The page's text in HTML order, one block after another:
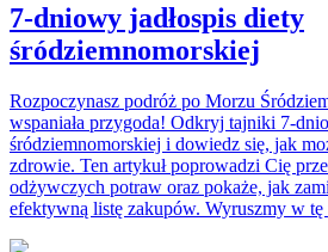
7-dniowy jadłospis diety
śródziemnomorskiej
Rozpoczynasz podróż po Morzu
wspaniała przygoda! Odkryj tajniki 7-
śródziemnomorskiej i dowiedz się, jak
zdrowie. Ten artykuł poprowadzi Cię
odżywczych potraw oraz pokaże, jak
efektywną listę zakupów. Wyruszmy w tę